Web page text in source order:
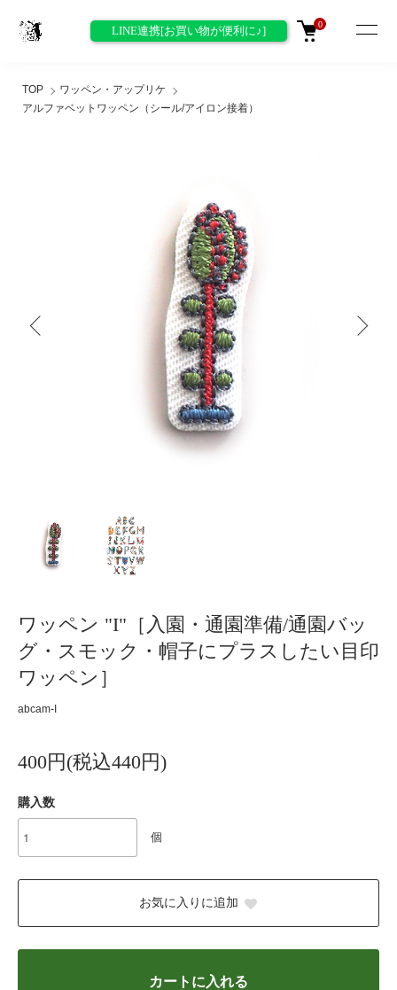
LINE連携[お買い物が便利に♪] 0
TOP
ワッペン・アップリケ
アルファベットワッペン（シール/アイロン接着）
ワッペン "I"［入園・通園準備/通園バッ
グ・スモック・帽子にプラスしたい目印
ワッペン］
abcam-I
400円(税込440円)
購入数
個
お気に入りに追加
カートに入れる